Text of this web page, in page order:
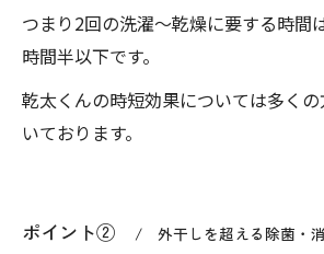
つまり2回の洗濯～乾燥に要する時間
時間半以下です。
乾太くんの時短効果については多く
いております。
ポイント② 外干しを超える除菌・